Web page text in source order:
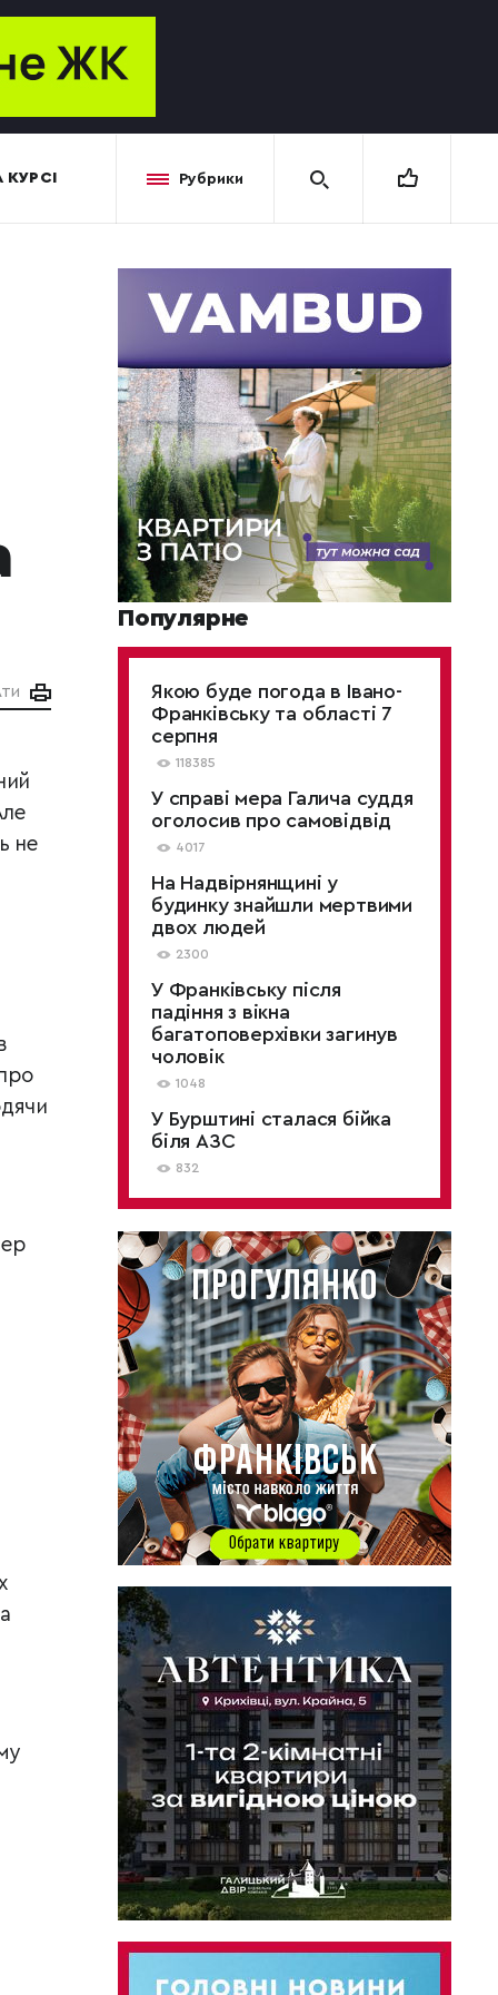
Рубрики
не
Популярне
Якою буде погода в Івано-
Франківську та області 7
серпня
118385
У справі мера Галича суддя
оголосив про самовідвід
4017
На Надвірнянщині у
будинку знайшли мертвими
двох людей
2300
У Франківську після
падіння з вікна
багатоповерхівки загинув
чоловік
1048
У Бурштині сталася бійка
біля АЗС
832